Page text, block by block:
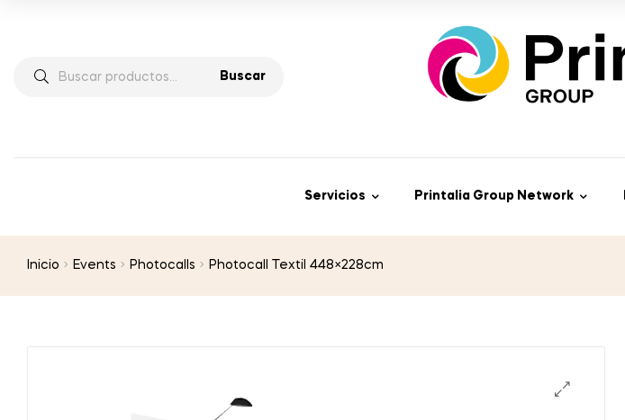
Buscar
Servicios Printalia Group Network
Inicio Events Photocalls Photocall Textil 448×228cm